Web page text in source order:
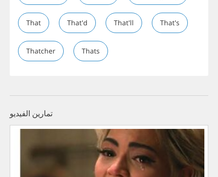
That That'd That'll That's
Thatcher Thats
تمارين الفيديو